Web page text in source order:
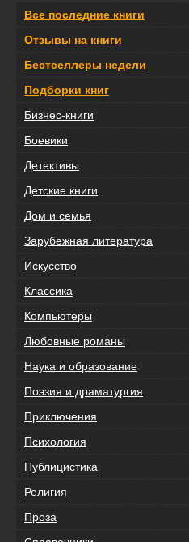
Все последние книги
Отзывы на книги
Бестселлеры недели
Подборки книг
Бизнес-книги
Боевики
Детективы
Детские книги
Дом и семья
Зарубежная литература
Искусство
Классика
Компьютеры
Любовные романы
Наука и образование
Поэзия и драматургия
Приключения
Психология
Публицистика
Религия
Проза